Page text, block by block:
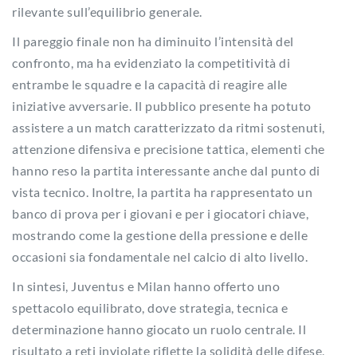
rilevante sull’equilibrio generale.
Il pareggio finale non ha diminuito l’intensità del
confronto, ma ha evidenziato la competitività di
entrambe le squadre e la capacità di reagire alle
iniziative avversarie. Il pubblico presente ha potuto
assistere a un match caratterizzato da ritmi sostenuti,
attenzione difensiva e precisione tattica, elementi che
hanno reso la partita interessante anche dal punto di
vista tecnico. Inoltre, la partita ha rappresentato un
banco di prova per i giovani e per i giocatori chiave,
mostrando come la gestione della pressione e delle
occasioni sia fondamentale nel calcio di alto livello.
In sintesi, Juventus e Milan hanno offerto uno
spettacolo equilibrato, dove strategia, tecnica e
determinazione hanno giocato un ruolo centrale. Il
risultato a reti inviolate riflette la solidità delle difese,